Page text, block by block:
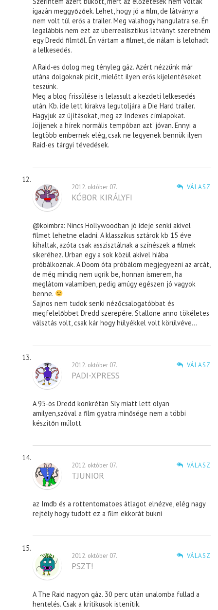
igazán meggyőzőek. Lehet, hogy jó a film, de látványra
nem volt túl erős a trailer. Meg valahogy hangulatra se. Én
legalábbis nem ezt az überrealisztikus látványt szeretném
egy Dredd filmtől. Én vártam a filmet, de nálam is lelohadt
a lelkesedés.
A Raid-es dolog meg tényleg gáz. Azért nézzünk már
utána dolgoknak picit, mielőtt ilyen erős kijelentéseket
teszünk.
Meg a blog frissülése is lelassult a kezdeti lelkesedés
után. Kb. ide lett kirakva legutoljára a Die Hard trailer.
Hagyjuk az újításokat, meg az Indexes címlapokat.
Jöjjenek a hírek normális tempóban azt’ jóvan. Ennyi a
legtöbb embernek elég, csak ne legyenek bennük ilyen
Raid-es tárgyi tévedések.
VÁLASZ
2012. október 07.
KÓBOR KIRÁLYFI
@koimbra: Nincs Hollywoodban jó ideje senki akivel
filmet lehetne eladni. A klasszikus sztárok kb 15 éve
kihaltak, azóta csak asszisztálnak a színészek a filmek
sikeréhez. Urban egy a sok közül akivel hiába
próbálkoznak. A Doom óta próbálom megjegyezni az arcát,
de még mindig nem ugrik be, honnan ismerem, ha
meglátom valamiben, pedig amúgy egészen jó vagyok
benne.
Sajnos nem tudok senki nézőcsalogatóbbat és
megfelelőbbet Dredd szerepére. Stallone anno tökéletes
válsztás volt, csak kár hogy hülyékkel volt körülvéve…
VÁLASZ
2012. október 07.
PADI-XPRESS
A 95-ös Dredd konkrétán Sly miatt lett olyan
amilyen,szóval a film gyatra minősége nem a többi
készítőn múlott.
VÁLASZ
2012. október 07.
TJUNIOR
az Imdb és a rottentomatoes átlagot elnézve, elég nagy
rejtély hogy tudott ez a film ekkorát bukni
VÁLASZ
2012. október 07.
PSZT!
A The Raid nagyon gáz. 30 perc után unalomba fullad a
hentelés. Csak a kritikusok istenítik.